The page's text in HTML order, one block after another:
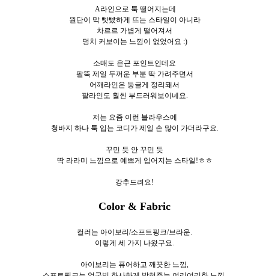
A라인으로 툭 떨어지는데
원단이 막 빳빴하게 뜨는 스타일이 아니라
차르르 가볍게 떨어져서
덩치 커보이는 느낌이 없었어요 :)
소매도 은근 포인트인데요
팔뚝 제일 두꺼운 부분 딱 가려주면서
어깨라인은 둥글게 정리돼서
팔라인도 훨씬 부드러워보이네요.
저는 요즘 이런 블라우스에
청바지 하나 툭 입는 코디가 제일 손 많이 가더라구요.
꾸민 듯 안 꾸민 듯
딱 라라미 느낌으로 예쁘게 입어지는 스타일!ㅎㅎ
강추드려요!
Color & Fabric
컬러는 아이보리/소프트핑크/브라운.
이렇게 세 가지 나왔구요.
아이보리는 퓨어하고 깨끗한 느낌,